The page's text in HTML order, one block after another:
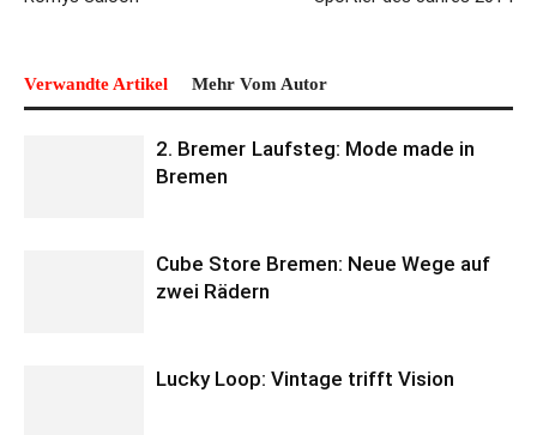
Verwandte Artikel Mehr Vom Autor
2. Bremer Laufsteg: Mode made in
Bremen
Cube Store Bremen: Neue Wege auf
zwei Rädern
Lucky Loop: Vintage trifft Vision